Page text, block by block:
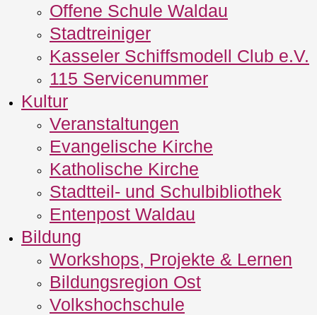
Offene Schule Waldau
Stadtreiniger
Kasseler Schiffsmodell Club e.V.
115 Servicenummer
Kultur
Veranstaltungen
Evangelische Kirche
Katholische Kirche
Stadtteil- und Schulbibliothek
Entenpost Waldau
Bildung
Workshops, Projekte & Lernen
Bildungsregion Ost
Volkshochschule